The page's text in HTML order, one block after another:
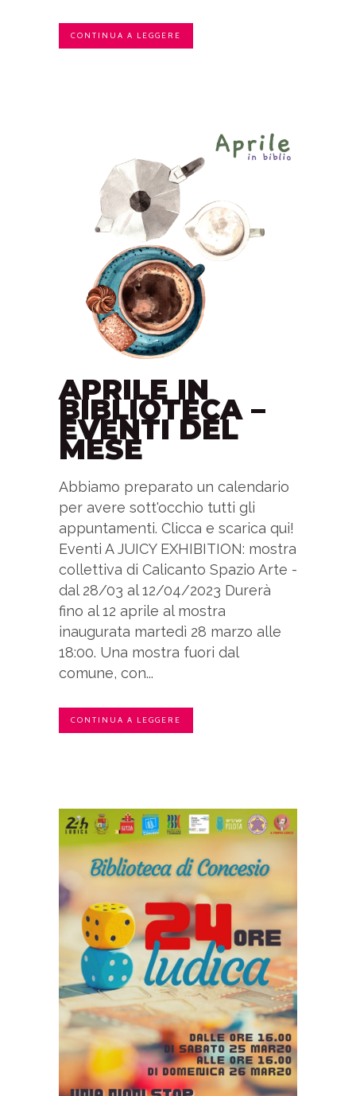
CONTINUA A LEGGERE
APRILE IN
BIBLIOTECA –
EVENTI DEL
MESE
Abbiamo preparato un calendario
per avere sott'occhio tutti gli
appuntamenti. Clicca e scarica qui!
Eventi A JUICY EXHIBITION: mostra
collettiva di Calicanto Spazio Arte -
dal 28/03 al 12/04/2023 Durerà
fino al 12 aprile al mostra
inaugurata martedì 28 marzo alle
18:00. Una mostra fuori dal
comune, con...
CONTINUA A LEGGERE